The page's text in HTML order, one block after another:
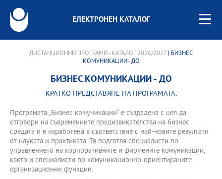
ЕЛЕКТРОНЕН КАТАЛОГ
ДИСТАНЦИОННИ ПРОГРАМИ - КАТАЛОГ 2026/2027 | БИЗНЕС
КОМУНИКАЦИИ - ДО
БИЗНЕС КОМУНИКАЦИИ - ДО
КРАТКО ПРЕДСТАВЯНЕ НА ПРОГРАМАТА:
Програмата „Бизнес комуникации“ е създадена с цел да
отговори на съвременните предизвикателства на бизнес
средата и е изработена в съответствие с най-новите резултати
от науката и практиката. Тя подготвя специалисти по
управлението на корпоративните и фирмените комуникации,
както и специалисти по комуникационно-ориентираните
организационни функции.